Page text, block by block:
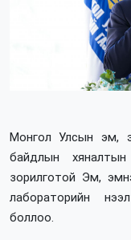
Монгол Улсын эм,
байдлын
зорилготой Эм,
лабораторийн
боллоо.